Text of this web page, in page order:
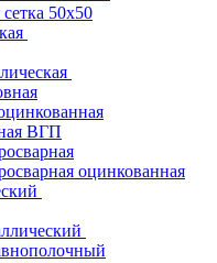
50х50
ВГП
оцинкованная